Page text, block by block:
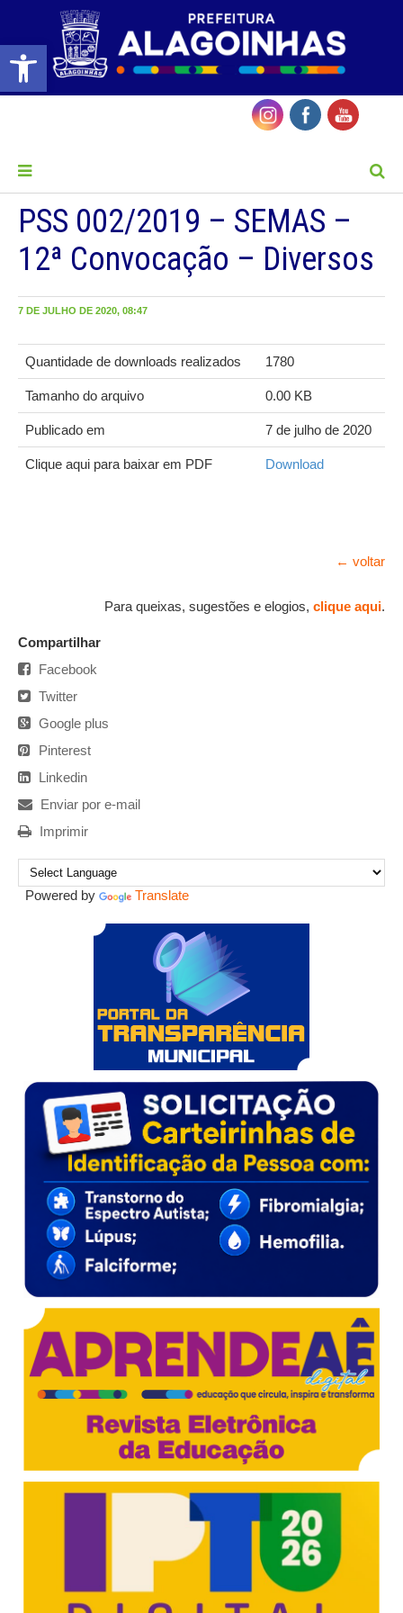
Barra de Ferramentas Aberta
PSS 002/2019 – SEMAS –
12ª Convocação – Diversos
7 DE JULHO DE 2020, 08:47
Quantidade de downloads realizados 1780
Tamanho do arquivo 0.00 KB
Publicado em 7 de julho de 2020
Clique aqui para baixar em PDF Download
← voltar
Para queixas, sugestões e elogios, clique aqui.
Compartilhar
Facebook
Twitter
Google plus
Pinterest
Linkedin
Enviar por e-mail
Imprimir
Powered by Translate